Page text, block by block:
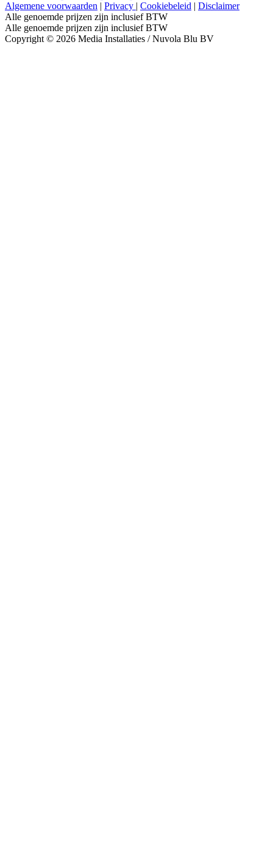
Algemene voorwaarden | Privacy | Cookiebeleid | Disclaimer
Alle genoemde prijzen zijn inclusief BTW
Alle genoemde prijzen zijn inclusief BTW
Copyright © 2026 Media Installaties / Nuvola Blu BV